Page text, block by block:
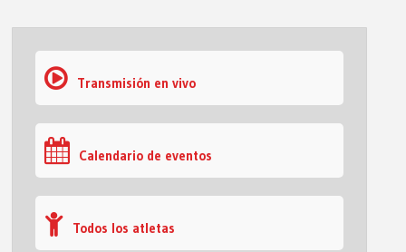
Transmisión en vivo
Calendario de eventos
Todos los atletas